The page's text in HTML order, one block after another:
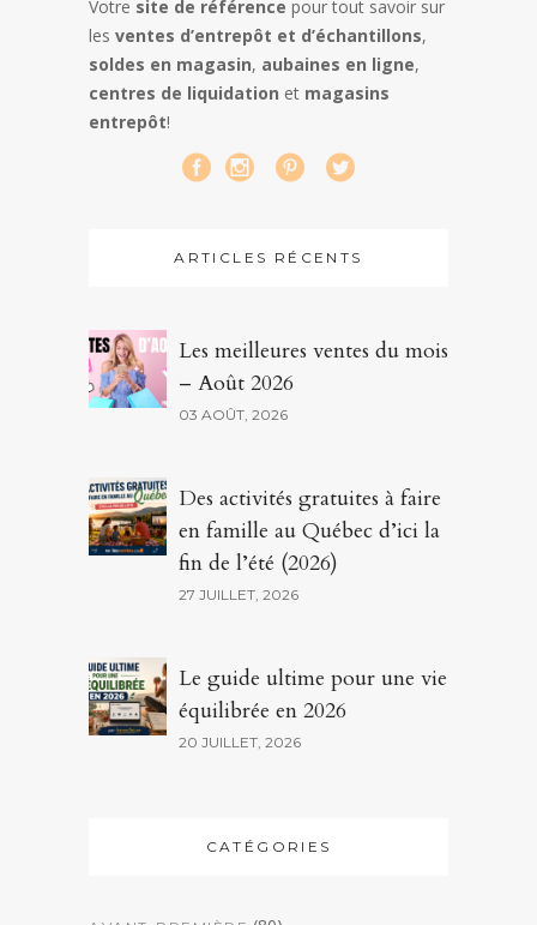
Votre site de référence pour tout savoir sur
les ventes d’entrepôt et d’échantillons,
soldes en magasin, aubaines en ligne,
centres de liquidation et magasins
entrepôt!
ARTICLES RÉCENTS
Les meilleures ventes du mois
– Août 2026
03 AOÛT, 2026
Des activités gratuites à faire
en famille au Québec d’ici la
fin de l’été (2026)
27 JUILLET, 2026
Le guide ultime pour une vie
équilibrée en 2026
20 JUILLET, 2026
CATÉGORIES